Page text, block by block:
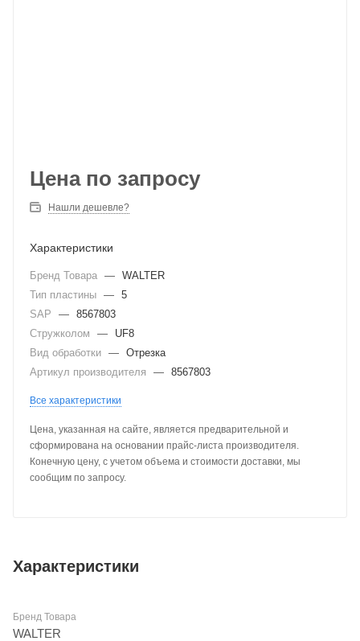
Цена по запросу
Нашли дешевле?
Характеристики
Бренд Товара — WALTER
Тип пластины — 5
SAP
— 8567803
Стружколом
—
UF8
Вид обработки — Отрезка
Артикул производителя
— 8567803
Все характеристики
Цена, указанная на сайте, является предварительной и
сформирована на основании прайс-листа производителя.
Конечную цену, с учетом объема и стоимости доставки, мы
сообщим по запросу.
Характеристики
Бренд Товара
WALTER